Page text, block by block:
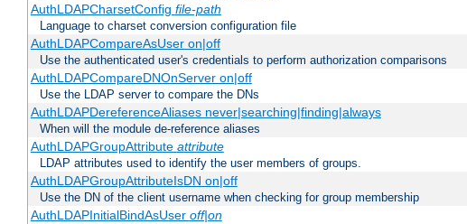
AuthLDAPCharsetConfig file-path
Language to charset conversion configuration file
AuthLDAPCompareAsUser on|off
Use the authenticated user's credentials to perform authorization comparisons
AuthLDAPCompareDNOnServer on|off
Use the LDAP server to compare the DNs
AuthLDAPDereferenceAliases never|searching|finding|always
When will the module de-reference aliases
AuthLDAPGroupAttribute attribute
LDAP attributes used to identify the user members of groups.
AuthLDAPGroupAttributeIsDN on|off
Use the DN of the client username when checking for group membership
AuthLDAPInitialBindAsUser off|on